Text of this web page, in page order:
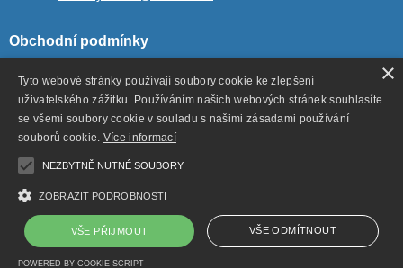
Obchodní podmínky
Všeobecné obchodní podmínky
Ochrana ososbních údajů
Odstoupení od smlouvy
×
Tyto webové stránky používají soubory cookie ke zlepšení
uživatelského zážitku. Používáním našich webových stránek souhlasíte
se všemi soubory cookie v souladu s našimi zásadami používání
souborů cookie. Více informací
NEZBYTNĚ NUTNÉ SOUBORY
ZOBRAZIT PODROBNOSTI
VŠE PŘIJMOUT VŠE ODMÍTNOUT
POWERED BY COOKIE-SCRIPT